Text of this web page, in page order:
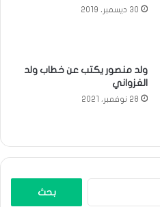
30 ديسمبر، 2019
ولد منصور يكتب عن خطاب ولد
الغزواني
28 نوفمبر، 2021